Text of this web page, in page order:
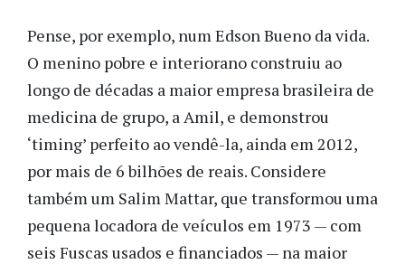
Pense, por exemplo, num Edson Bueno da vida.
O menino pobre e interiorano construiu ao
longo de décadas a maior empresa brasileira de
medicina de grupo, a Amil, e demonstrou
‘timing’ perfeito ao vendê-la, ainda em 2012,
por mais de 6 bilhões de reais. Considere
também um Salim Mattar, que transformou uma
pequena locadora de veículos em 1973 — com
seis Fuscas usados e financiados — na maior